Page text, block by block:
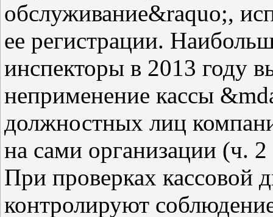
обслуживание&raquo;,
ее регистрации.
инспекторы в 2013 году
неприменение кассы
должностных лиц
на сами организации (ч.
При проверках кассовой
контролируют